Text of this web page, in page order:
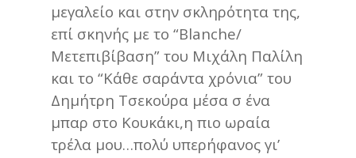
μεγαλείο και στην σκληρότητα της,
επί σκηνής με το “Blanche/
Μετεπιβίβαση” του Μιχάλη Παλίλη
και το “Κάθε σαράντα χρόνια” του
Δημήτρη Τσεκούρα μέσα σ ένα
μπαρ στο Κουκάκι,η πιο ωραία
τρέλα μου…πολύ υπερήφανος γι’